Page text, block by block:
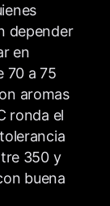
depender
en
70 a 75
aromas
ronda el
350 y
buena